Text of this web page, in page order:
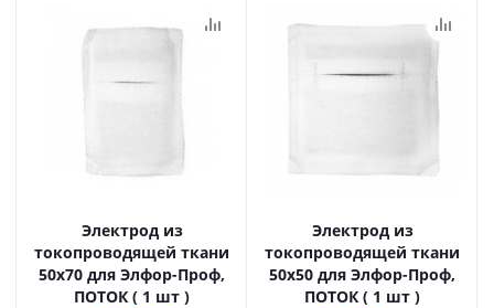
Электрод из
токопроводящей ткани
50x70 для Элфор-Проф,
ПОТОК ( 1 шт )
Электрод из
токопроводящей ткани
50x50 для Элфор-Проф,
ПОТОК ( 1 шт )